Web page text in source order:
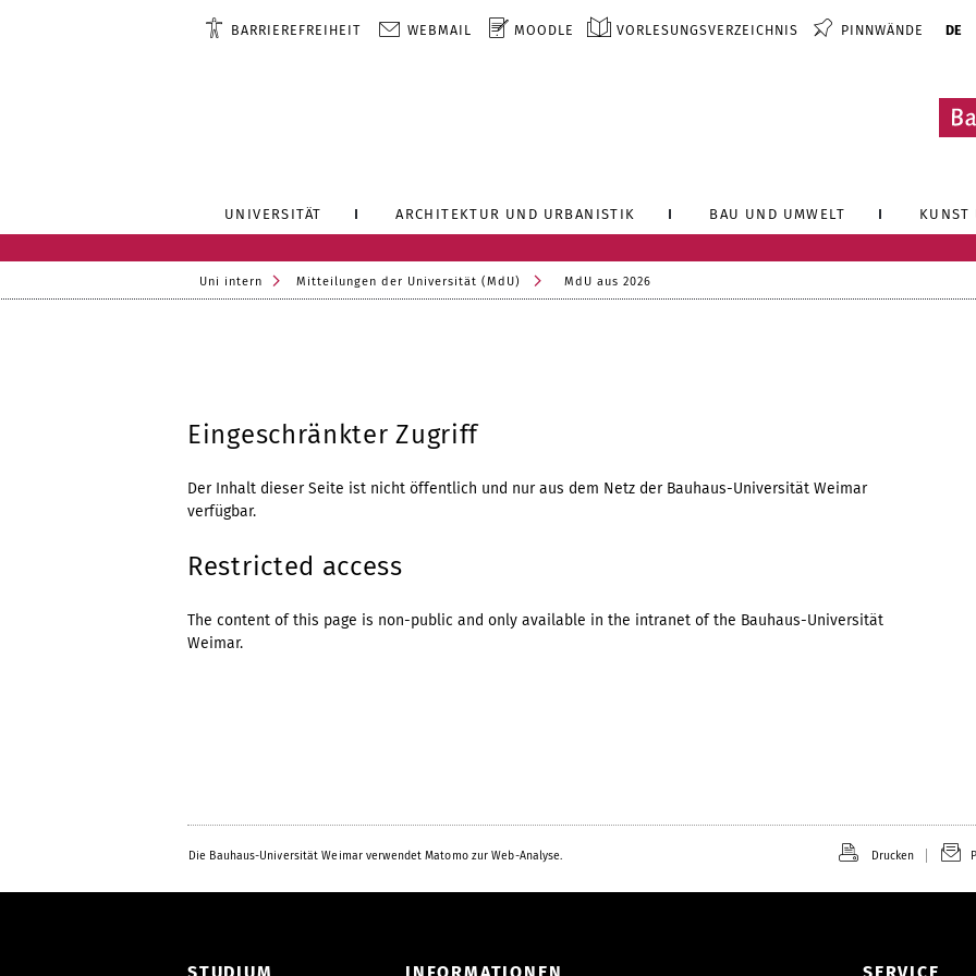
BARRIEREFREIHEIT WEBMAIL MOODLE VORLESUNGSVERZEICHNIS PINNWÄNDE DE
UNIVERSITÄT ARCHITEKTUR UND URBANISTIK BAU UND UMWELT KUNST
Uni intern Mitteilungen der Universität (MdU) MdU aus 2026
Eingeschränkter Zugriff
Der Inhalt dieser Seite ist nicht öffentlich und nur aus dem Netz der Bauhaus-Universität Weimar
verfügbar.
Restricted access
The content of this page is non-public and only available in the intranet of the Bauhaus-Universität
Weimar.
Die Bauhaus-Universität Weimar verwendet Matomo zur Web-Analyse. Drucken